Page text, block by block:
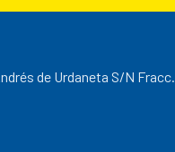
de Urdaneta S/N Fracc.